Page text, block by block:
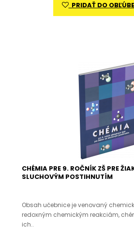
PRIDAŤ DO
CHÉMIA PRE 9. ROČNÍK ZŠ PRE
SLUCHOVÝM POSTIHNUTÍM
Obsah učebnice je venovaný
redoxným chemickým reakciám,
ich..